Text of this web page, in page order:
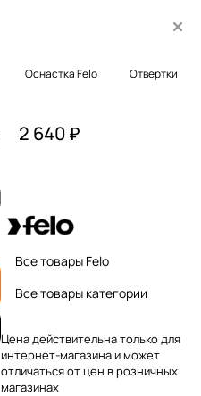
Оснастка Felo Отвертки
2 640 ₽
Все товары Felo
Все товары категории
Цена действительна только для
интернет-магазина и может
отличаться от цен в розничных
магазинах